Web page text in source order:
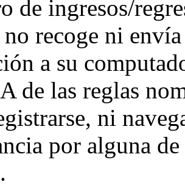
de ingresos/
recoge ni
a su
de las reglas
ni
por alguna